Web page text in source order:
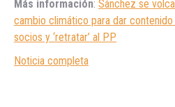
Más información: Sánchez se
cambio climático para dar contenido
socios y ‘retratar’ al PP
Noticia completa